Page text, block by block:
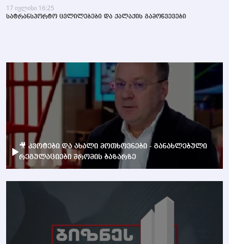
17 ივლისი 16:25
სატრანსპორტო ცვლილებები და ქალაქის გამოწვევები
🎥 კვოტები და ახალი მოთხოვნები - განახლებული
რეგულაციები შრომის ბაზარზე